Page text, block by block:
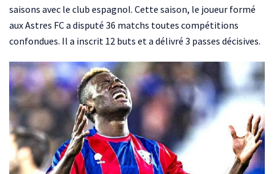
saisons avec le club espagnol. Cette saison, le joueur formé
aux Astres FC a disputé 36 matchs toutes compétitions
confondues. Il a inscrit 12 buts et a délivré 3 passes décisives.